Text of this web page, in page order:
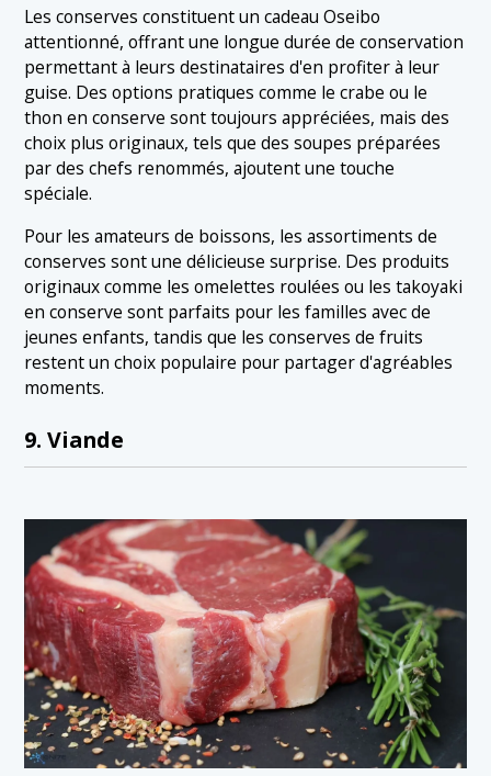
Les conserves constituent un cadeau Oseibo
attentionné, offrant une longue durée de conservation
permettant à leurs destinataires d'en profiter à leur
guise. Des options pratiques comme le crabe ou le
thon en conserve sont toujours appréciées, mais des
choix plus originaux, tels que des soupes préparées
par des chefs renommés, ajoutent une touche
spéciale.
Pour les amateurs de boissons, les assortiments de
conserves sont une délicieuse surprise. Des produits
originaux comme les omelettes roulées ou les takoyaki
en conserve sont parfaits pour les familles avec de
jeunes enfants, tandis que les conserves de fruits
restent un choix populaire pour partager d'agréables
moments.
9. Viande